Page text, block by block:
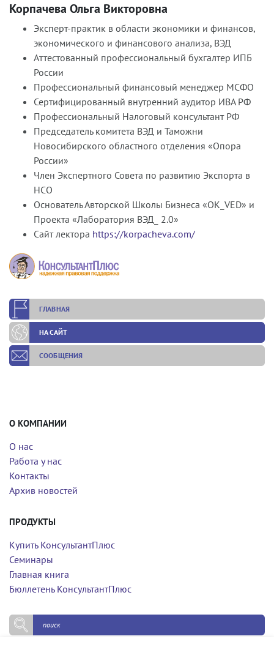
Корпачева Ольга Викторовна
Эксперт-практик в области экономики и финансов,
экономического и финансового анализа, ВЭД
Аттестованный профессиональный бухгалтер ИПБ
России
Профессиональный финансовый менеджер МСФО
Сертифицированный внутренний аудитор ИВА РФ
Профессиональный Налоговый консультант РФ
Председатель комитета ВЭД и Таможни
Новосибирского областного отделения «Опора
России»
Член Экспертного Совета по развитию Экспорта в
НСО
Основатель Авторской Школы Бизнеса «OK_VED» и
Проекта «Лаборатория ВЭД_ 2.0»
Сайт лектора https://korpacheva.com/
ГЛАВНАЯ
НА САЙТ
СООБЩЕНИЯ
О КОМПАНИИ
О нас
Работа у нас
Контакты
Архив новостей
ПРОДУКТЫ
Купить КонсультантПлюс
Семинары
Главная книга
Бюллетень КонсультантПлюс